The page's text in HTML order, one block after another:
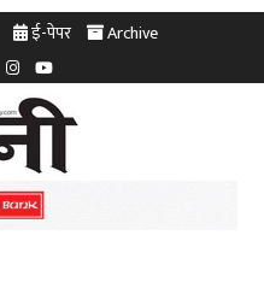
ई-पेपर Archive